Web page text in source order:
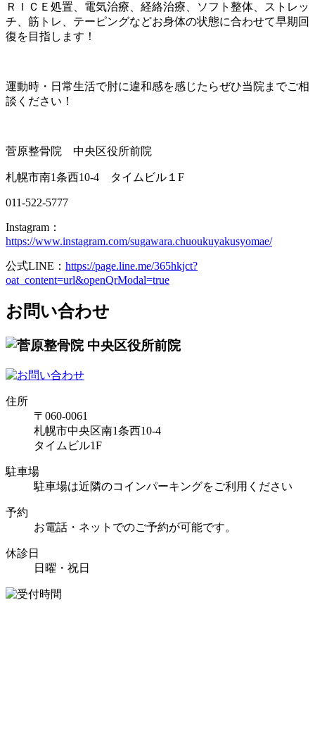
ＲＩＣＥ処置、電気治療、経絡治療、ソフト整体、ストレッ
チ、筋トレ、テーピングなどお身体の状態に合わせて早期回
復を目指します！
運動時・日常生活で肘に違和感を感じたらぜひ当院までご相
談ください！
菅原整骨院 中央区役所前院
札幌市南1条西10-4 タイムビル１F
011-522-5777
Instagram：
https://www.instagram.com/sugawara.chuoukuyakusyomae/
公式LINE： https://page.line.me/365hkjct?
oat_content=url&openQrModal=true
お問い合わせ
住所
〒060-0061
札幌市中央区南1条西10-4
タイムビル1F
駐車場
駐車場は近隣のコインパーキングをご利用ください
予約
お電話・ネットでのご予約が可能です。
休診日
日曜・祝日